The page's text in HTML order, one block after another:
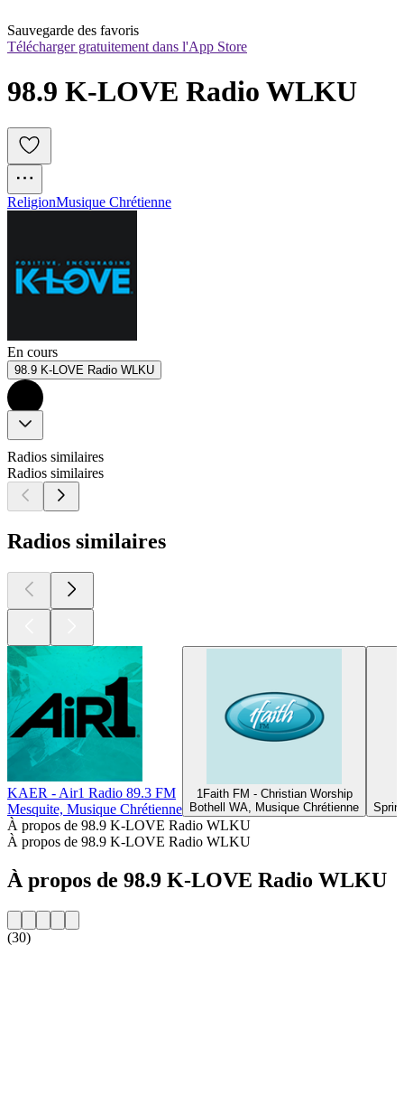
Sauvegarde des favoris
Télécharger gratuitement dans l'App Store
98.9 K-LOVE Radio WLKU
ReligionMusique Chrétienne
En cours
98.9 K-LOVE Radio WLKU
Radios similaires
Radios similaires
Radios similaires
KAER - Air1 Radio 89.3 FM
Mesquite, Musique Chrétienne
1Faith FM - Christian Worship
Bothell WA, Musique Chrétienne
À propos de 98.9 K-LOVE Radio WLKU
À propos de 98.9 K-LOVE Radio WLKU
À propos de 98.9 K-LOVE Radio WLKU
(30)